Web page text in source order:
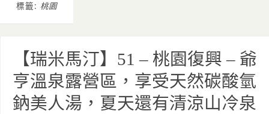
標籤: 桃園
【瑞米馬汀】51 – 桃園復興 – 爺
亨溫泉露營區，享受天然碳酸氫
鈉美人湯，夏天還有清涼山冷泉